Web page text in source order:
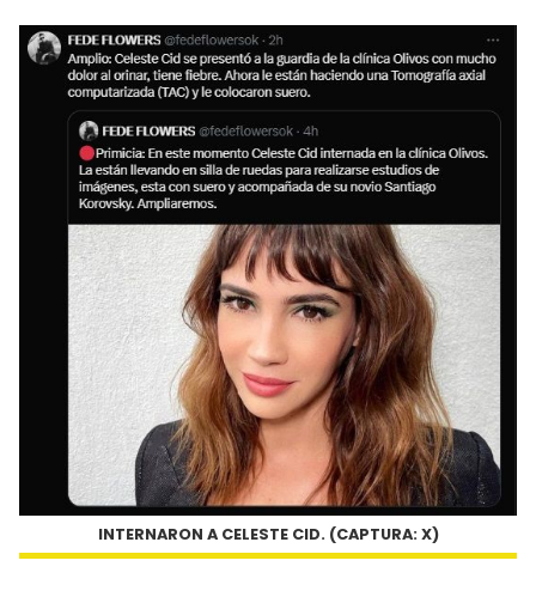
INTERNARON A CELESTE CID. (CAPTURA: X)